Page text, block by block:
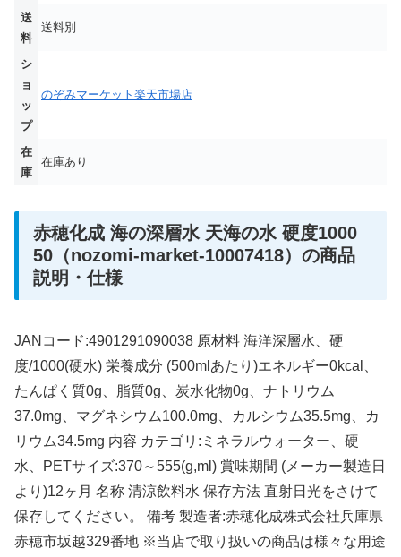
送
料
送料別
シ
ョ
ッ
プ
のぞみマーケット楽天市場店
在
庫
在庫あり
赤穂化成 海の深層水 天海の水 硬度1000
50（nozomi-market-10007418）の商品
説明・仕様
JANコード:4901291090038 原材料 海洋深層水、硬
度/1000(硬水) 栄養成分 (500mlあたり)エネルギー0kcal、
たんぱく質0g、脂質0g、炭水化物0g、ナトリウム
37.0mg、マグネシウム100.0mg、カルシウム35.5mg、カ
リウム34.5mg 内容 カテゴリ:ミネラルウォーター、硬
水、PETサイズ:370～555(g,ml) 賞味期間 (メーカー製造日
より)12ヶ月 名称 清涼飲料水 保存方法 直射日光をさけて
保存してください。 備考 製造者:赤穂化成株式会社兵庫県
赤穂市坂越329番地 ※当店で取り扱いの商品は様々な用途